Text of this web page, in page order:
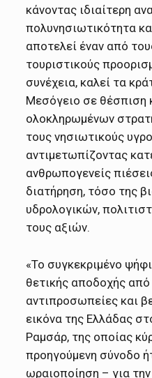
κάνοντας ιδιαίτερη
πολυνησιωτικότητα
αποτελεί έναν από
τουριστικούς
συνέχεια, καλεί τα
Μεσόγειο σε θέσπιση
ολοκληρωμένων
τους νησιωτικούς
αντιμετωπίζοντας
ανθρωπογενείς
διατήρηση, τόσο της
υδρολογικών,
τους αξιών.
«Το συγκεκριμένο
θετικής αποδοχής από
αντιπροσωπείες και
εικόνα της Ελλάδας
Ραμσάρ, της οποίας
προηγούμενη σύνοδο
ωραιοποίηση – για